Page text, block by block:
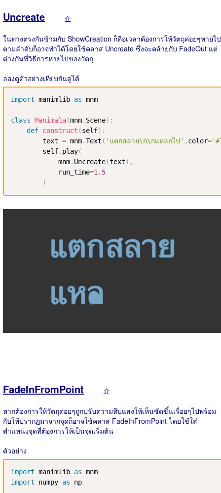
Uncreate 介
ในทางตรงกันข้ามกับ ShowCreation ก็คือเวลาต้องการให้วัตถุค่อยๆหายไป
ตามลำดับก็อาจทำได้โดยใช้คลาส Uncreate ซึ่งจะคล้ายกับ FadeOut แต่
ต่างกันที่วิธีการหายไปของวัตถุ
ลองดูตัวอย่างเทียบกันดูได้
import manimlib as mnm
class Manimala(mnm. Scene) :
def construct (self) :
        text
= mnm.Text ( 'แตกสลาย\n\nแหลกไป' , color=
        self
. play(
            mnm
. Uncreate(text) ,
            run_time
=1.5
)
FadeInFromPoint 介
หากต้องการให้วัตถุค่อยๆถูกปรับความทึบแสงให้เห็นชัดขึ้นเรื่อยๆไปพร้อม
กับให้ปรากฏมาจากจุดก็อาจใช้คลาส FadeInFromPoint โดยใช้ใส่
ตำแหน่งจุดที่ต้องการให้เป็นจุดเริ่มต้น
ตัวอย่าง
import manimlib as
import numpy as np